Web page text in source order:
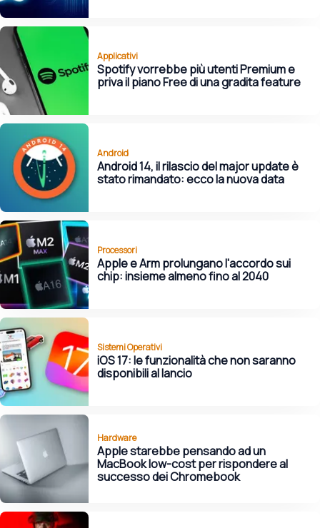
Applicativi
Spotify vorrebbe più utenti Premium e
priva il piano Free di una gradita feature
Android
Android 14, il rilascio del major update è
stato rimandato: ecco la nuova data
Processori
Apple e Arm prolungano l'accordo sui
chip: insieme almeno fino al 2040
Sistemi Operativi
iOS 17: le funzionalità che non saranno
disponibili al lancio
Hardware
Apple starebbe pensando ad un
MacBook low-cost per rispondere al
successo dei Chromebook